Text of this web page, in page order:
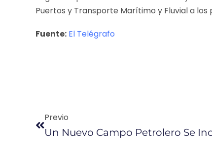
Puertos y Transporte Marítimo y Fluvial a los
Fuente: El Telégrafo
Previo